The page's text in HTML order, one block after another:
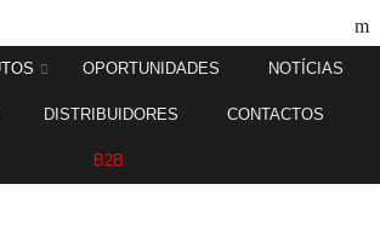
OPORTUNIDADES NOTÍCIAS
DISTRIBUIDORES CONTACTOS
B2B
Birzman